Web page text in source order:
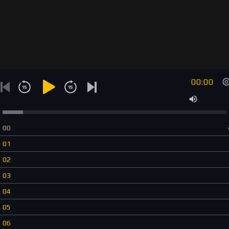
00:00
00
01
02
03
04
05
06